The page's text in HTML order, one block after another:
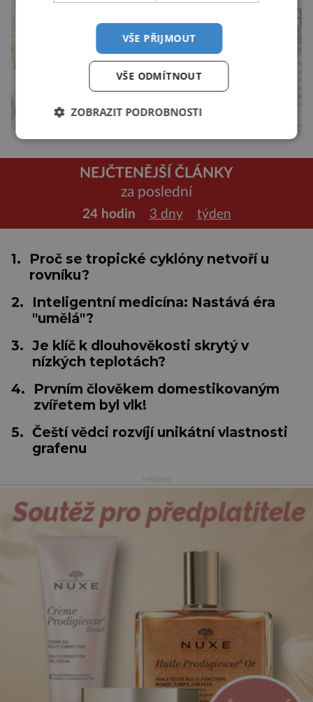
NEJČTENĚJŠÍ ČLÁNKY
za poslední
24 hodin 3 dny týden
1.
Proč se tropické cyklóny netvoří u
rovníku?
2.
Inteligentní medicína: Nastává éra
"umělá"?
3. Je klíč k dlouhověkosti skrytý v
nízkých teplotách?
4.
Prvním člověkem domestikovaným
zvířetem byl vlk!
5. Čeští vědci rozvíjí unikátní vlastnosti
grafenu
VŠE PŘIJMOUT
VŠE ODMÍTNOUT
ZOBRAZIT PODROBNOSTI